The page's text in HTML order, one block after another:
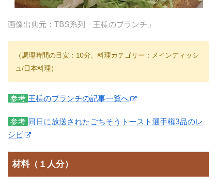
画像出典元：TBS系列「王様のブランチ」
（調理時間の目安：10分、料理カテゴリー：メインディッシ
ュ/日本料理）
参考 王様のブランチの記事一覧へ
参考 同日に放送されたごちそうトースト選手権3品のレ
シピ
材料（１人分）